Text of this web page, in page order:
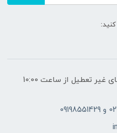
ساعات پاسخگویی: فقط روزهای غیر تعطیل از ساعت 10:00